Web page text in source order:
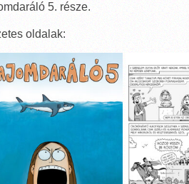
5. része.
oldalak: